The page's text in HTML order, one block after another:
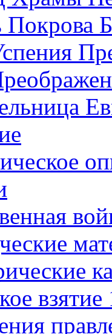
Покрова